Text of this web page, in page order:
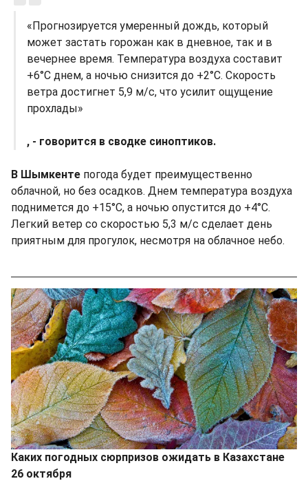
«Прогнозируется умеренный дождь, который
может застать горожан как в дневное, так и в
вечернее время. Температура воздуха составит
+6°C днем, а ночью снизится до +2°C. Скорость
ветра достигнет 5,9 м/с, что усилит ощущение
прохлады»
, - говорится в сводке синоптиков.
В Шымкенте погода будет преимущественно
облачной, но без осадков. Днем температура воздуха
поднимется до +15°C, а ночью опустится до +4°C.
Легкий ветер со скоростью 5,3 м/с сделает день
приятным для прогулок, несмотря на облачное небо.
Каких погодных сюрпризов ожидать в Казахстане
26 октября